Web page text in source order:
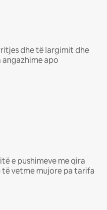
dhe të largimit dhe
apo
e pushimeve me qira
vetme mujore pa tarifa